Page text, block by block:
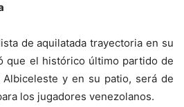
de aquilatada trayectoria en su
que el histórico último partido de
y en su patio, será de
los jugadores venezolanos.